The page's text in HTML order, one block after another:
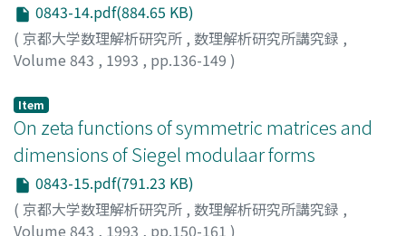
0843-14.pdf(884.65 KB)
( 京都大学数理解析研究所 , 数理解析研究所講究録 ,
Volume 843 , 1993 , pp.136-149 )
Item
On zeta functions of symmetric matrices and
dimensions of Siegel modulaar forms
0843-15.pdf(791.23 KB)
( 京都大学数理解析研究所 , 数理解析研究所講究録 ,
Volume 843 , 1993 , pp.150-161 )